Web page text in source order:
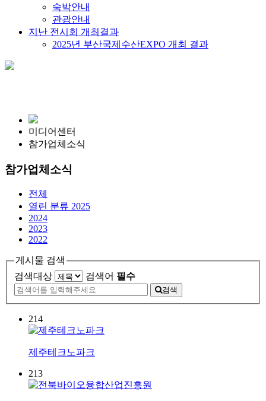
숙박안내
관광안내
지난 전시회 개최결과
2025년 부산국제수산EXPO 개최 결과
미디어센터
참가업체소식
참가업체소식
전체
열린 분류 2025
2024
2023
2022
게시물 검색
검색대상
검색어 필수
검색
214
제주테크노파크
213